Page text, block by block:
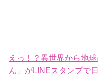
えっ！？異世界から地
ん」がLINEスタンプで